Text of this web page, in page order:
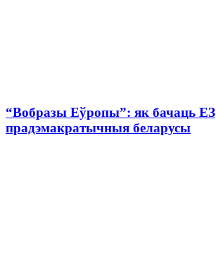
“Вобразы Еўропы”: як бачаць ЕЗ
прадэмакратычныя беларусы